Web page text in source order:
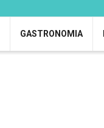
GASTRONOMIA